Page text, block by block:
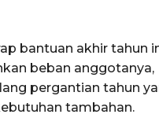
bantuan akhir tahun
beban anggotanya,
pergantian tahun
tambahan.